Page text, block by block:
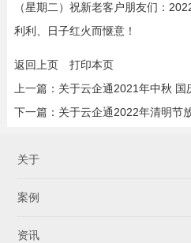
（星期二）祝新老客户朋友们：
利利、日子红火而惬意！
返回上页
打印本页
上一篇： 关于云企通2021年中秋 国
下一篇： 关于云企通2022年清明节
关于
案例
资讯